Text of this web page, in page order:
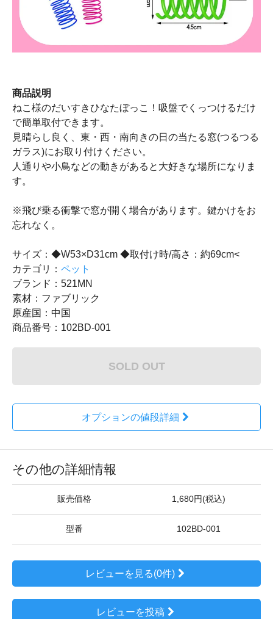
商品説明
ねこ様のだいすきひなたぼっこ！吸盤でくっつけるだけ
で簡単取付できます。
見晴らし良く、東・西・南向きの日の当たる窓(つるつる
ガラス)にお取り付けください。
人通りや小鳥などの動きがあると大好きな場所になりま
す。
※飛び乗る衝撃で窓が開く場合があります。鍵かけをお
忘れなく。
サイズ：◆W53×D31cm ◆取付け時/高さ：約69cm<
カテゴリ： ペット
ブランド：521MN
素材：ファブリック
原産国：中国
商品番号：102BD-001
SOLD OUT
オプションの値段詳細
その他の詳細情報
販売価格 1,680円(税込)
型番 102BD-001
レビューを見る(0件)
レビューを投稿